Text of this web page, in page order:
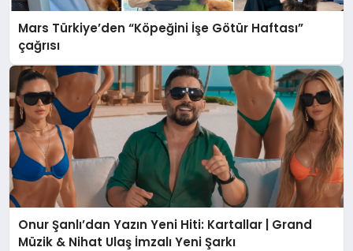
Mars Türkiye’den “Köpeğini İşe Götür Haftası”
çağrısı
Onur Şanlı’dan Yazın Yeni Hiti: Kartallar | Grand
Müzik & Nihat Ulaş İmzalı Yeni Şarkı